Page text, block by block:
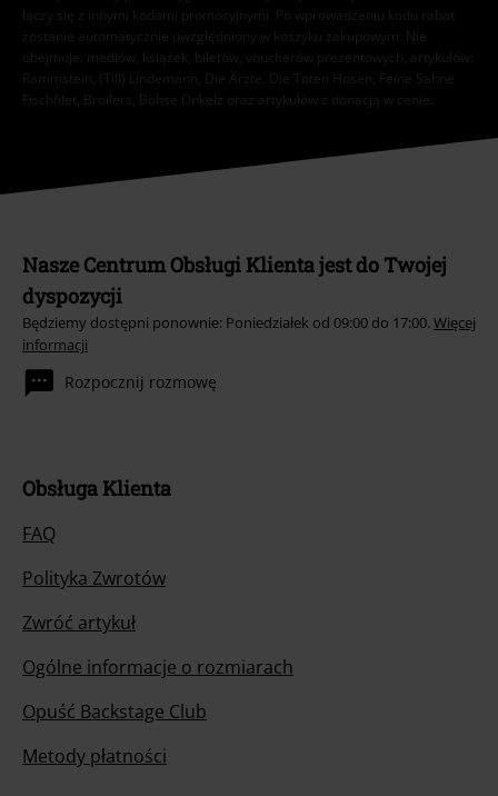
łączy się z innymi kodami promocyjnymi. Po wprowadzeniu kodu rabat
zostanie automatycznie uwzględniony w koszyku zakupowym. Nie
obejmuje: mediów, książek, biletów, voucherów prezentowych, artykułów:
Rammstein, (Till) Lindemann, Die Ärzte, Die Toten Hosen, Feine Sahne
Fischfilet, Broilers, Böhse Onkelz oraz artykułów z donacją w cenie.
Nasze Centrum Obsługi Klienta jest do Twojej
dyspozycji
Będziemy dostępni ponownie: Poniedziałek od 09:00 do 17:00. Więcej
informacji
Rozpocznij rozmowę
Obsługa Klienta
FAQ
Polityka Zwrotów
Zwróć artykuł
Ogólne informacje o rozmiarach
Opuść Backstage Club
Metody płatności